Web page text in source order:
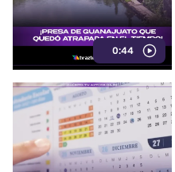
0:44